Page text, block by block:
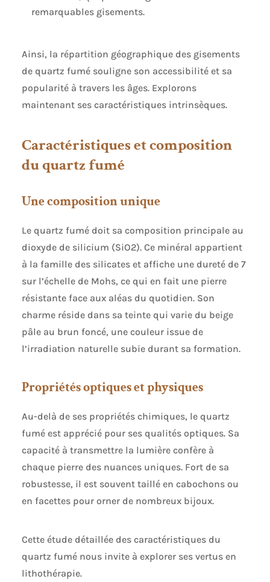
remarquables gisements.
Ainsi, la répartition géographique des gisements
de quartz fumé souligne son accessibilité et sa
popularité à travers les âges. Explorons
maintenant ses caractéristiques intrinsèques.
Caractéristiques et composition
du quartz fumé
Une composition unique
Le quartz fumé doit sa composition principale au
dioxyde de silicium (SiO2). Ce minéral appartient
à la famille des silicates et affiche une dureté de 7
sur l’échelle de Mohs, ce qui en fait une pierre
résistante face aux aléas du quotidien. Son
charme réside dans sa teinte qui varie du beige
pâle au brun foncé, une couleur issue de
l’irradiation naturelle subie durant sa formation.
Propriétés optiques et physiques
Au-delà de ses propriétés chimiques, le quartz
fumé est apprécié pour ses qualités optiques. Sa
capacité à transmettre la lumière confère à
chaque pierre des nuances uniques. Fort de sa
robustesse, il est souvent taillé en cabochons ou
en facettes pour orner de nombreux bijoux.
Cette étude détaillée des caractéristiques du
quartz fumé nous invite à explorer ses vertus en
lithothérapie.